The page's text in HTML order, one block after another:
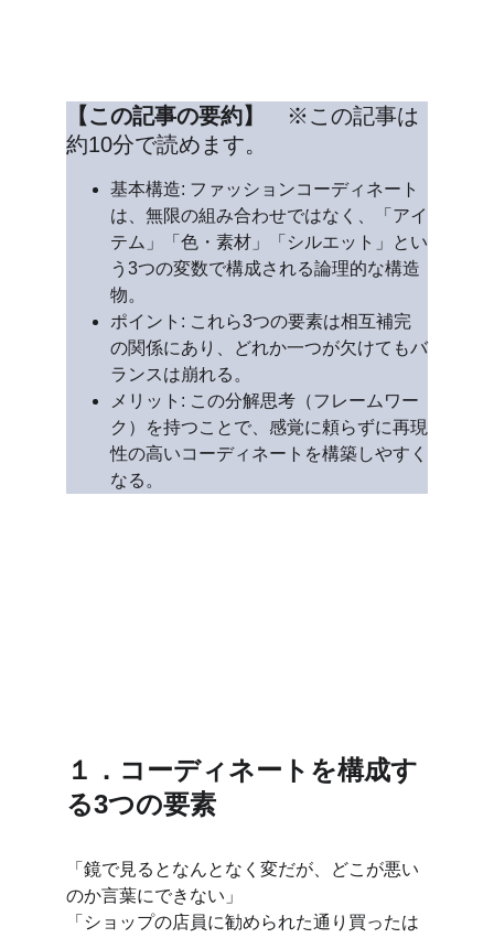
【この記事の要約】
※この記事は
約10分で読めます。
基本構造: ファッションコーディネート
は、無限の組み合わせではなく、「アイ
テム」「色・素材」「シルエット」とい
う3つの変数で構成される論理的な構造
物。
ポイント: これら3つの要素は相互補完
の関係にあり、どれか一つが欠けてもバ
ランスは崩れる。
メリット: この分解思考（フレームワー
ク）を持つことで、感覚に頼らずに再現
性の高いコーディネートを構築しやすく
なる。
１．コーディネートを構成す
る3つの要素
「鏡で見るとなんとなく変だが、どこが悪い
のか言葉にできない」
「ショップの店員に勧められた通り買ったは